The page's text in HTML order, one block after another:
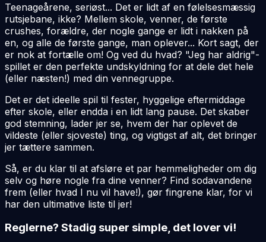
Teenageårene, seriøst... Det er lidt af en følelsesmæssig
rutsjebane, ikke? Mellem skole, venner, de første
crushes, forældre, der nogle gange er lidt i nakken på
en, og alle de første gange, man oplever... Kort sagt, der
er nok at fortælle om! Og ved du hvad? "Jeg har aldrig"-
spillet er den perfekte undskyldning for at dele det hele
(eller næsten!) med din vennegruppe.
Det er det ideelle spil til fester, hyggelige eftermiddage
efter skole, eller endda i en lidt lang pause. Det skaber
god stemning, lader jer se, hvem der har oplevet de
vildeste (eller sjoveste) ting, og vigtigst af alt, det bringer
jer tættere sammen.
Så, er du klar til at afsløre et par hemmeligheder om dig
selv og høre nogle fra dine venner? Find sodavandene
frem (eller hvad I nu vil have!), gør fingrene klar, for vi
har den ultimative liste til jer!
Reglerne? Stadig super simple, det lover vi!